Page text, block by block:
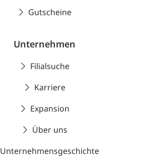
Gutscheine
Unternehmen
Filialsuche
Karriere
Expansion
Über uns
Unternehmensgeschichte